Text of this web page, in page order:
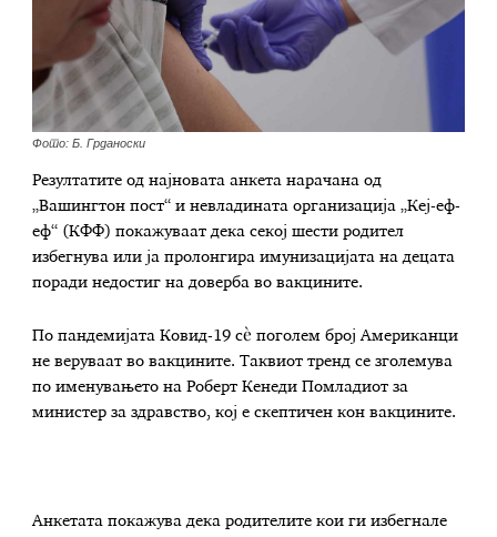
Фото: Б. Грданоски
Резултатите од најновата анкета нарачана од
„Вашингтон пост“ и невладината организација „Кеј-еф-
еф“ (КФФ) покажуваат дека секој шести родител
избегнува или ја пролонгира имунизацијата на децата
поради недостиг на доверба во вакцините.
По пандемијата Ковид-19 сè поголем број Американци
не веруваат во вакцините. Таквиот тренд се зголемува
по именувањето на Роберт Кенеди Помладиот за
министер за здравство, кој е скептичен кон вакцините.
Анкетата покажува дека родителите кои ги избегнале